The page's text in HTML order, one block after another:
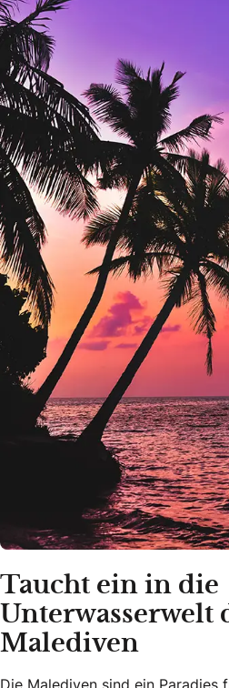
Taucht ein in die
Unterwasserwelt
Malediven